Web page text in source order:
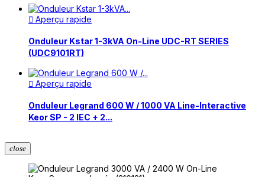
 Aperçu rapide
Onduleur Kstar 1-3kVA On-Line UDC-RT SERIES
(UDC9101RT)
 Aperçu rapide
Onduleur Legrand 600 W / 1000 VA Line-Interactive
Keor SP - 2 IEC + 2...
close